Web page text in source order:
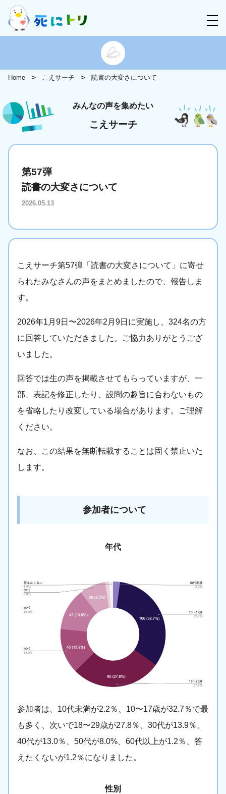
Home こえサーチ 読書の大変さについて
みんなの声を集めたい
こえサーチ
第57弾
読書の大変さについて
2026.05.13
こえサーチ第57弾「読書の大変さについて」に寄せ
られたみなさんの声をまとめましたので、報告しま
す。
2026年1月9日〜2026年2月9日に実施し、324名の方
に回答していただきました。ご協力ありがとうござ
いました。
回答では生の声を掲載させてもらっていますが、一
部、表記を修正したり、設問の趣旨に合わないもの
を省略したり改変している場合があります。ご理解
ください。
なお、この結果を無断転載することは固く禁止いた
します。
参加者について
年代
参加者は、10代未満が2.2％、10〜17歳が32.7％で最
も多く、次いで18〜29歳が27.8％、30代が13.9％、
40代が13.0％、50代が8.0%、60代以上が1.2％、答
えたくないが1.2％になりました。
性別